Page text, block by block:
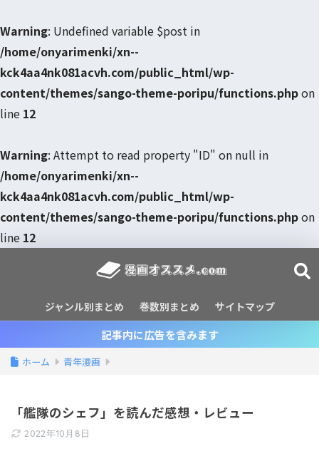
Warning: Undefined variable $post in
/home/onyarimenki/xn--
kck4aa4nk081acvh.com/public_html/wp-
content/themes/sango-theme-poripu/functions.phpon
line 12
Warning: Attempt to read property "ID" on null in
/home/onyarimenki/xn--
kck4aa4nk081acvh.com/public_html/wp-
content/themes/sango-theme-poripu/functions.phpon
line 12
ジャンル別まとめ 巻数別まとめ サイトマップ
記事内に広告を含みます
ホーム 青年漫画
「艦隊のシェフ」を読んだ感想・レビュー
2022年10月8日